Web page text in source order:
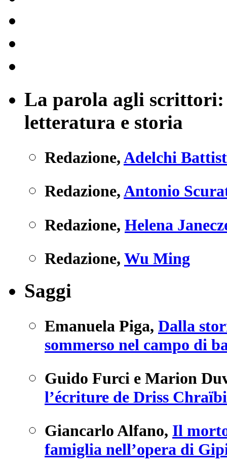
La parola agli scrittori:
letteratura e storia
Redazione,Adelchi
Redazione,Antonio
Redazione, Helena
Redazione, Wu Ming
Saggi
Emanuela Piga, Dalla
sommerso nel campo di
Guido Furci e Marion
l’écriture de Driss
Giancarlo Alfano, Il
famiglia nell’opera di